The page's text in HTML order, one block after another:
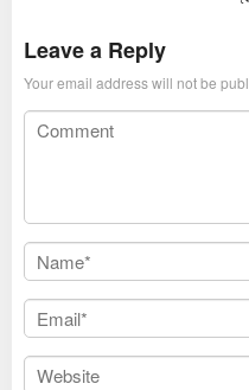
Leave a Reply
Your email address will not be